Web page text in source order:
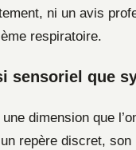
ni un avis
respiratoire.
sensoriel que
dimension que
repère discret,